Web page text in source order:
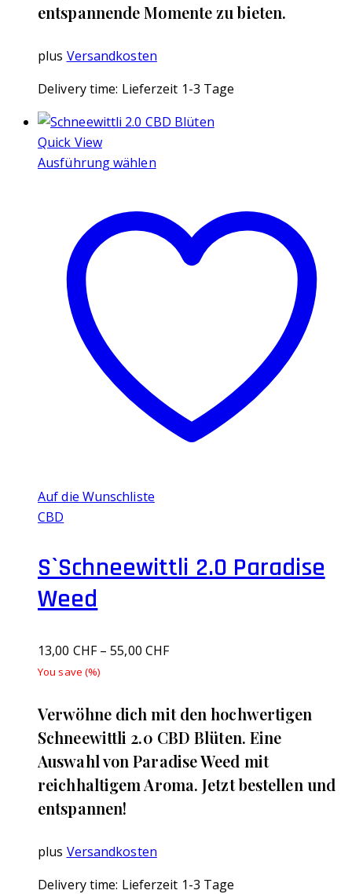
entspannende Momente zu bieten.
plus Versandkosten
Delivery time: Lieferzeit 1-3 Tage
Quick View
Ausführung wählen
mehrere
Varianten
Optionen
können
Auf die Wunschliste
CBD
S`Schneewittli 2.0 Paradise
Weed
13,00 CHF–55,00 CHF
You save (%)
Verwöhne dich mit den hochwertigen
Schneewittli 2.0 CBD Blüten. Eine
Auswahl von Paradise Weed mit
reichhaltigem Aroma. Jetzt bestellen und
entspannen!
plus Versandkosten
Delivery time: Lieferzeit 1-3 Tage